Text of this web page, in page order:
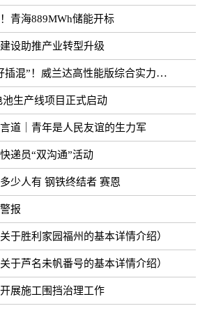
青海889MWh储能开标
设助推产业转型升级
混”！威兰达高性能版综合实力强劲
池生产线项目正式启动
言道｜青年是人民友谊的生力军
递员“双沟通”活动
少人有 钢铁终结者 赛恩
报
于胜利家园福州的基本详情介绍）
于芦名未帆番号的基本详情介绍）
展施工围挡治理工作